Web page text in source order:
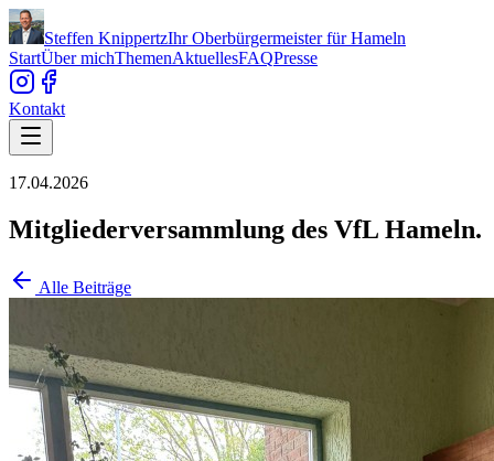
Steffen KnippertzIhr Oberbürgermeister für Hameln
StartÜber michThemenAktuellesFAQPresse
Kontakt
17.04.2026
Mitgliederversammlung des VfL Hameln.
Alle Beiträge